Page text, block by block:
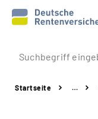
Prävention
Startseite …